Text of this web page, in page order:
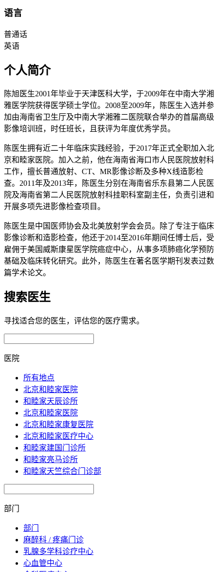
语言
普通话
英语
个人简介
陈旭医生2001年毕业于天津医科大学，于2009年在中南大学湘
雅医学院获得医学硕士学位。2008至2009年，陈医生入选并参
加由海南省卫生厅及中南大学湘雅二医院联合举办的首届高级
影像培训班，时任班长，且获评为年度优秀学员。
陈医生拥有近二十年临床实践经验，于2017年正式全职加入北
京和睦家医院。加入之前，他在海南省海口市人民医院放射科
工作，擅长普通放射、CT、MR影像诊断及多种X线造影检
查。2011年及2013年，陈医生分别在海南省乐东县第二人民医
院及海南省第二人民医院放射科挂职科室副主任，负责引进和
开展多项先进影像检查项目。
陈医生是中国医师协会及北美放射学会会员。除了专注于临床
影像诊断和造影检查，他还于2014至2016年期间任博士后，受
雇佣于美国威斯康星医学院癌症中心，从事多项肺癌化学预防
基础及临床转化研究。此外，陈医生在著名医学期刊发表过数
篇学术论文。
搜索医生
寻找适合您的医生，评估您的医疗需求。
医院
所有地点
北京和睦家医院
和睦家天辰诊所
北京和睦家医院
北京和睦家康复医院
北京和睦家医疗中心
和睦家建国门诊所
和睦家亮马诊所
和睦家天竺综合门诊部
部门
部门
麻醉科 / 疼痛门诊
乳腺多学科诊疗中心
心血管中心